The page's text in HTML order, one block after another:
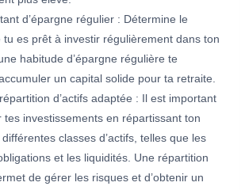
d’épargne régulier : Détermine le
tu es prêt à investir régulièrement dans ton
habitude d’épargne régulière te
un capital solide pour ta retraite.
d’actifs adaptée : Il est important
tes investissements en répartissant ton
classes d’actifs, telles que les
et les liquidités. Une répartition
de gérer les risques et d’obtenir un